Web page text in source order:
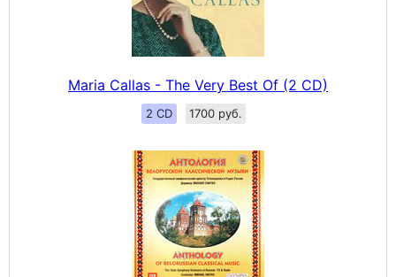
Maria Callas - The Very Best Of (2 CD)
2 CD 1700 руб.